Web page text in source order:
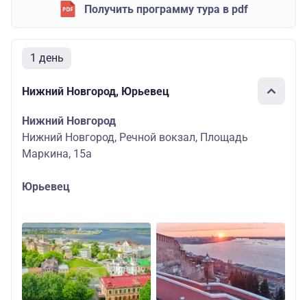
Получить программу тура в pdf
1 день
Нижний Новгород, Юрьевец
Нижний Новгород
Нижний Новгород, Речной вокзал, Площадь
Маркина, 15а
Юрьевец